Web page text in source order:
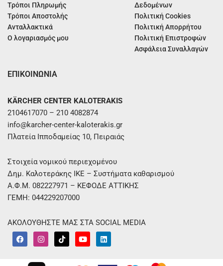
Τρόποι Πληρωμής
Τρόποι Αποστολής
Ανταλλακτικά
Ο λογαριασμός μου
Δεδομένων
Πολιτική Cookies
Πολιτική Απορρήτου
Πολιτική Επιστροφών
Ασφάλεια Συναλλαγών
ΕΠΙΚΟΙΝΩΝΙΑ
KÄRCHER CENTER KALOTERAKIS
2104617070 – 210 4082874
info@karcher-center-kaloterakis.gr
Πλατεία Ιπποδαμείας 10, Πειραιάς
Στοιχεία νομικού περιεχομένου
Δημ. Καλοτεράκης ΙΚΕ – Συστήματα καθαρισμού
Α.Φ.Μ. 082227971 – ΚΕΦΟΔΕ ΑΤΤΙΚΗΣ
ΓΕΜΗ: 044229207000
ΑΚΟΛΟΥΘΗΣΤΕ ΜΑΣ ΣΤΑ SOCIAL MEDIA
F
a
I
n
T
i
Y
o
L
i